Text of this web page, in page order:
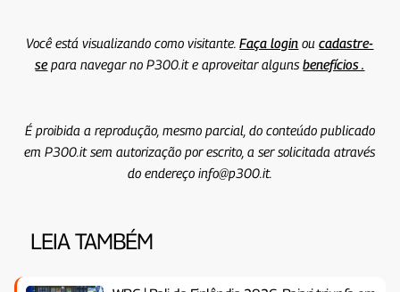
Você está visualizando como visitante.Faça login oucadastre-
separa navegar no P300.it e aproveitar algunsbenefícios .
É proibida a reprodução, mesmo parcial, do conteúdo publicado
em P300.it sem autorização por escrito, a ser solicitada através
do endereço info@p300.it.
LEIA TAMBÉM